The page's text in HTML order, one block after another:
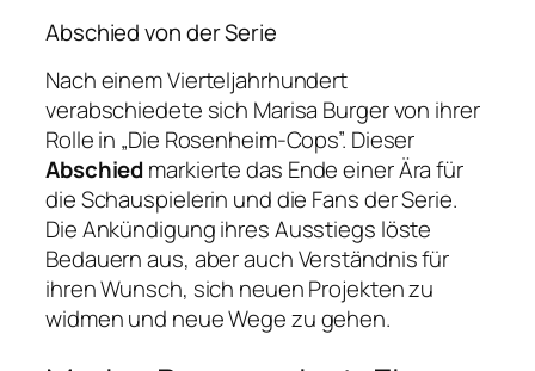
Abschied von der Serie
Nach einem Vierteljahrhundert
verabschiedete sich Marisa Burger von ihrer
Rolle in „Die Rosenheim-Cops”. Dieser
Abschiedmarkierte das Ende einer Ära für
die Schauspielerin und die Fans der Serie.
Die Ankündigung ihres Ausstiegs löste
Bedauern aus, aber auch Verständnis für
ihren Wunsch, sich neuen Projekten zu
widmen und neue Wege zu gehen.